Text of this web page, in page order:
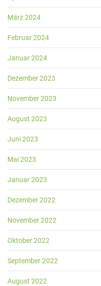
März 2024
Februar 2024
Januar 2024
Dezember 2023
November 2023
August 2023
Juni 2023
Mai 2023
Januar 2023
Dezember 2022
November 2022
Oktober 2022
September 2022
August 2022